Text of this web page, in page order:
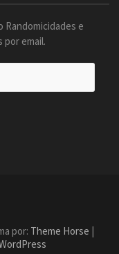
Randomicidades e
email.
por: Theme Horse